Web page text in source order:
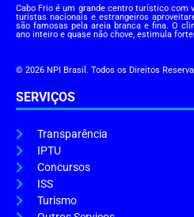
Cabo Frio é um grande centro turístico com
turistas nacionais e estrangeiros
são famosas pela areia branca e fina. O
ano inteiro e quase não chove, estimula
© 2026 NPI Brasil. Todos os Direitos
SERVIÇOS
Transparência
IPTU
Concursos
ISS
Turismo